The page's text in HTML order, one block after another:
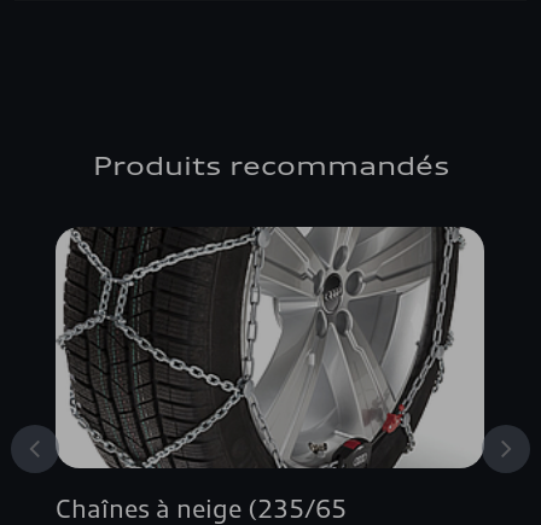
Produits recommandés
Chaînes à neige (235/65